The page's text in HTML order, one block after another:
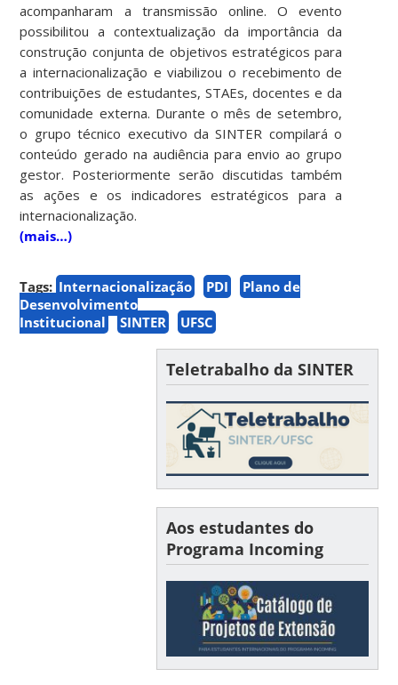
acompanharam a transmissão online.
O evento
possibilitou a contextualização da importância da
construção conjunta de objetivos estratégicos para
a internacionalização e viabilizou o recebimento de
contribuições de estudantes, STAEs, docentes e da
comunidade externa. Durante o mês de setembro,
o grupo técnico executivo da SINTER compilará o
conteúdo gerado na audiência para envio ao grupo
gestor. Posteriormente serão discutidas também
as ações e os indicadores estratégicos para a
internacionalização.
(mais…)
Tags: Internacionalização PDI
Plano de
Desenvolvimento
Institucional
SINTER UFSC
Teletrabalho da SINTER
Aos estudantes do
Programa Incoming